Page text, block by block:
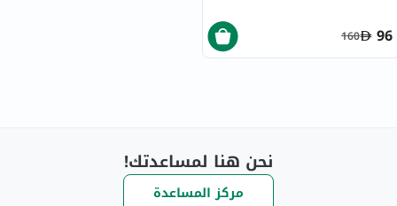
96
160
نحن هنا لمساعدتك!
مركز المساعدة